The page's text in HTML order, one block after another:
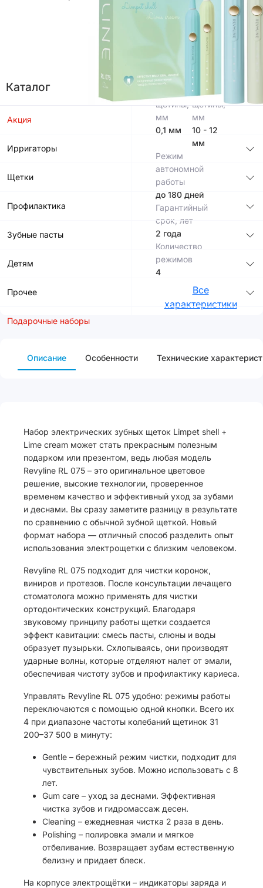
Каталог
Акция
Ирригаторы
Щетки
Профилактика
Зубные пасты
Детям
Прочее
Подарочные наборы
Характеристики
Время полной
аккумулятора
7 ч
щетины,
мм
0,1 мм
Длина
щетины,
мм
10 - 12
мм
Режим
автономной
работы
до 180 дней
Гарантийный
срок, лет
2 года
Количество
режимов
4
Все
характеристики
Описание Особенности Технические
Набор электрических зубных щеток Limpet shell +
Lime cream может стать прекрасным полезным
подарком или презентом, ведь любая модель
Revyline RL 075 – это оригинальное цветовое
решение, высокие технологии, проверенное
временем качество и эффективный уход за зубами
и деснами. Вы сразу заметите разницу в результате
по сравнению с обычной зубной щеткой. Новый
формат набора — отличный способ разделить опыт
использования электрощетки с близким человеком.
Revyline RL 075 подходит для чистки коронок,
виниров и протезов. После консультации лечащего
стоматолога можно применять для чистки
ортодонтических конструкций. Благодаря
звуковому принципу работы щетки создается
эффект кавитации: смесь пасты, слюны и воды
образует пузырьки. Схлопываясь, они производят
ударные волны, которые отделяют налет от эмали,
обеспечивая чистоту зубов и профилактику кариеса.
Управлять Revyline RL 075 удобно: режимы работы
переключаются с помощью одной кнопки. Всего их
4 при диапазоне частоты колебаний щетинок 31
200–37 500 в минуту:
Gentle – бережный режим чистки, подходит для
чувствительных зубов. Можно использовать с 8
лет.
Gum care – уход за деснами. Эффективная
чистка зубов и гидромассаж десен.
Cleaning – ежедневная чистка 2 раза в день.
Polishing – полировка эмали и мягкое
отбеливание. Возвращает зубам естественную
белизну и придает блеск.
На корпусе электрощётки – индикаторы заряда и